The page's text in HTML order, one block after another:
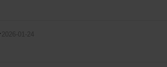
2026-01-24